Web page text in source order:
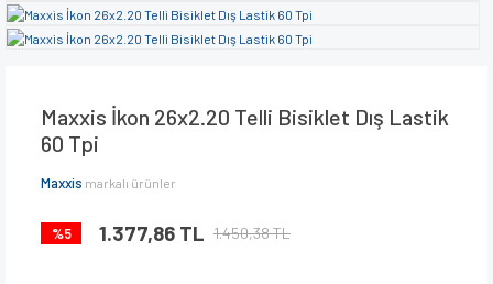
Maxxis İkon 26x2.20 Telli Bisiklet Dış Lastik
60 Tpi
Maxxis markalı ürünler
%5 1.377,86 TL 1.450,38 TL